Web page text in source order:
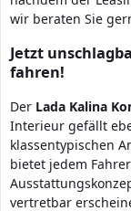
wir beraten Sie
Jetzt
fahren!
Der Lada Kalina
Interieur gefällt
klassentypischen
bietet jedem
vertretbar